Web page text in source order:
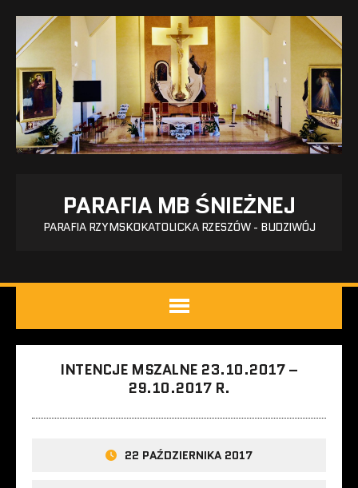
PARAFIA MB ŚNIEŻNEJ
PARAFIA RZYMSKOKATOLICKA RZESZÓW - BUDZIWÓJ
INTENCJE MSZALNE 23.10.2017 –
29.10.2017 R.
22 PAŹDZIERNIKA 2017